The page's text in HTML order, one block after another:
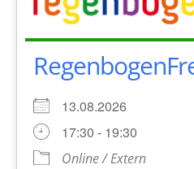
13.08.2026
17:30 - 19:30
Online / Extern